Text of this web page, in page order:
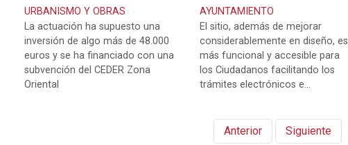
URBANISMO Y OBRAS
La actuación ha supuesto una
inversión de algo más de 48.000
euros y se ha financiado con una
subvención del CEDER Zona
Oriental
AYUNTAMIENTO
El sitio, además de mejorar
considerablemente en diseño, es
más funcional y accesible para
los Ciudadanos facilitando los
trámites electrónicos e...
Anterior Siguiente